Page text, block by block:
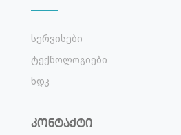
Სერვისები
Ტექნოლოგიები
Ხდკ
კონტაქტი